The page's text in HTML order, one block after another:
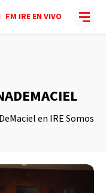
FM IRE EN VIVO
en IRE Somos